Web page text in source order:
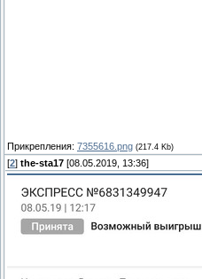
Прикрепления: 7355616.png (217.4 Kb)
[2] the-sta17 [08.05.2019, 13:36]